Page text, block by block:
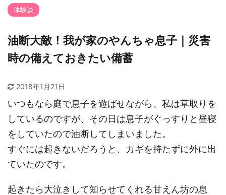
体験談
油断大敵！我が家のやんちゃ息子｜災害
時の備えておきたい備蓄
2018年1月21日
いつもなら庭で息子を遊ばせながら、私は草取りを
しているのですが、その日は息子がぐっすりと昼寝
をしていたので油断してしまいました。
すぐには起きないだろうと、カギを持たずに外に出
ていたのです。
起きたら大泣きして知らせてくれる甘えん坊の息